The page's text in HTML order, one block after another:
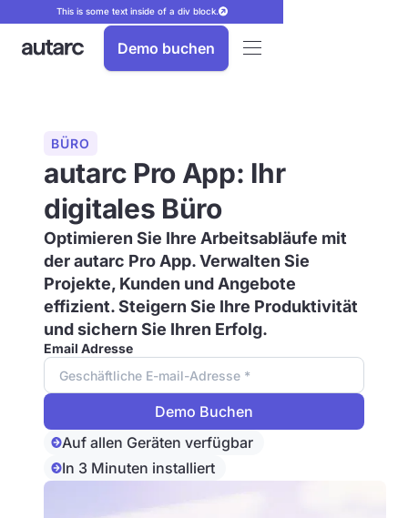
This is some text inside of a div block.
Demo buchen
BÜRO
autarc Pro App: Ihr
digitales Büro
Optimieren Sie Ihre Arbeitsabläufe mit
der autarc Pro App. Verwalten Sie
Projekte, Kunden und Angebote
effizient. Steigern Sie Ihre Produktivität
und sichern Sie Ihren Erfolg.
Email Adresse
Auf allen Geräten verfügbar
In 3 Minuten installiert